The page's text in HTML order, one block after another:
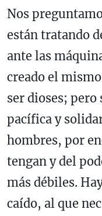
Nos
están tratando
ante las
creado el
ser dioses; pero
pacífica y
hombres, por
tengan y del
más débiles.
caído, al que